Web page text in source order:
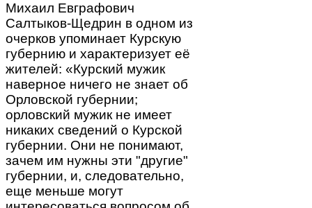
Михаил Евграфович
Салтыков-Щедрин в одном из
очерков упоминает Курскую
губернию и характеризует её
жителей: «Курский мужик
наверное ничего не знает об
Орловской губернии;
орловский мужик не имеет
никаких сведений о Курской
губернии. Они не понимают,
зачем им нужны эти "другие"
губернии, и, следовательно,
еще меньше могут